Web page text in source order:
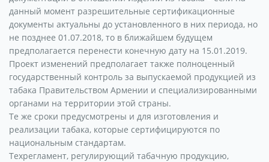
данный момент разрешительные сертификационные
документы актуальны до установленного в них периода, но
не позднее 01 .07.2018, то в ближайшем будущем
предполагается перенести конечную дату на 15.01 .2019.
Проект изменений предполагает также полноценный
государственный контроль за выпускаемой продукцией из
табака Правительством Армении и специализированными
органами на территории этой страны.
Те же сроки предусмотрены и для изготовления и
реализации табака, которые сертифицируются по
национальным стандартам.
Техрегламент, регулирующий табачную продукцию,